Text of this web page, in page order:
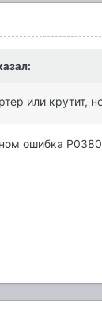
или крутит,
ошибка